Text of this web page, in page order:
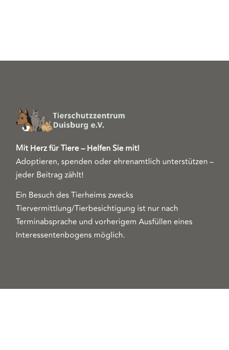
Mit Herz für Tiere – Helfen Sie mit!
Adoptieren, spenden oder ehrenamtlich unterstützen –
jeder Beitrag zählt!
Ein Besuch des Tierheims zwecks
Tiervermittlung/Tierbesichtigung ist nur nach
Terminabsprache und vorherigem Ausfüllen eines
Interessentenbogens möglich.